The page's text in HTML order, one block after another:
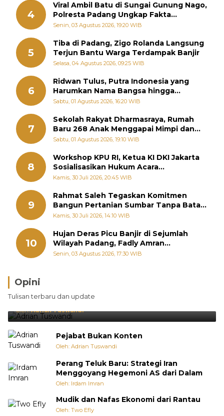
4
Viral Ambil Batu di Sungai Gunung Nago,
Polresta Padang Ungkap Fakta
Sebenarnya
Senin, 03 Agustus 2026, 19:20 WIB
5
Tiba di Padang, Zigo Rolanda Langsung
Terjun Bantu Warga Terdampak Banjir
Selasa, 04 Agustus 2026, 09:25 WIB
6
Ridwan Tulus, Putra Indonesia yang
Harumkan Nama Bangsa hingga
Diabadikan dalam Buku Jepang
Sabtu, 01 Agustus 2026, 16:20 WIB
7
Sekolah Rakyat Dharmasraya, Rumah
Baru 268 Anak Menggapai Mimpi dan
Memutus Rantai Kemiskinan
Sabtu, 01 Agustus 2026, 19:10 WIB
8
Workshop KPU RI, Ketua KI DKI Jakarta
Sosialisasikan Hukum Acara
Penyelesaian Sengketa Informasi Publik
Kamis, 30 Juli 2026, 20:45 WIB
9
Rahmat Saleh Tegaskan Komitmen
Bangun Pertanian Sumbar Tanpa Batas
Wilayah Dapil
Kamis, 30 Juli 2026, 14:10 WIB
10
Hujan Deras Picu Banjir di Sejumlah
Wilayah Padang, Fadly Amran
Perintahkan OPD Siaga
Senin, 03 Agustus 2026, 17:30 WIB
Opini
Tulisan terbaru dan update
Brasil Lebih Diunggulkan, tetapi Jepang Selalu
Punya Cara Membuat Kejutan
Oleh:Adrian Tuswandi
Pejabat Bukan Konten
Oleh: Adrian Tuswandi
Perang Teluk Baru: Strategi Iran
Menggoyang Hegemoni AS dari Dalam
Oleh: Irdam Imran
Mudik dan Nafas Ekonomi dari Rantau
Oleh: Two Efly